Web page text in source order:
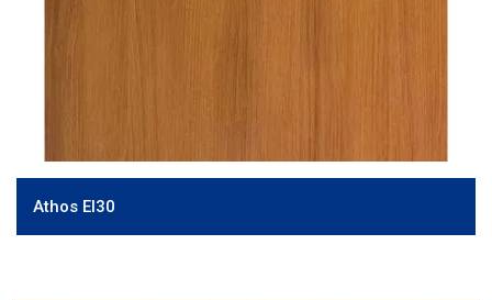
Athos EI30